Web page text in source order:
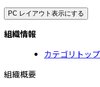
PC レイアウト表示にする
組織情報
カテゴリトップ
組織概要